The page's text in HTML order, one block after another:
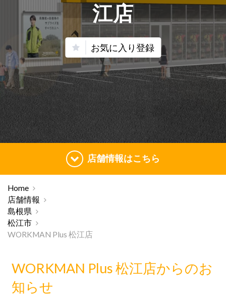
江店
お気に入り登録
店舗情報はこちら
Home
店舗情報
島根県
松江市
WORKMAN Plus 松江店
WORKMAN Plus 松江店からのお
知らせ